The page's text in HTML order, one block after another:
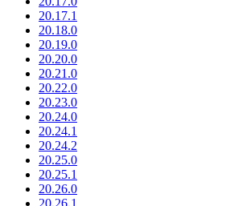
20.17.1
20.18.0
20.19.0
20.20.0
20.21.0
20.22.0
20.23.0
20.24.0
20.24.1
20.24.2
20.25.0
20.25.1
20.26.0
20.26.1